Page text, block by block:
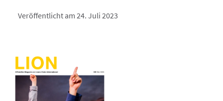
Veröffentlicht am 24. Juli 2023